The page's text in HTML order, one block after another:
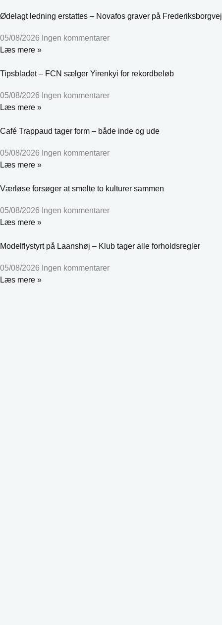
Ødelagt ledning erstattes – Novafos graver på Frederiksborgvej
05/08/2026 Ingen kommentarer
Læs mere »
Tipsbladet – FCN sælger Yirenkyi for rekordbeløb
05/08/2026 Ingen kommentarer
Læs mere »
Café Trappaud tager form – både inde og ude
05/08/2026 Ingen kommentarer
Læs mere »
Værløse forsøger at smelte to kulturer sammen
05/08/2026 Ingen kommentarer
Læs mere »
Modelflystyrt på Laanshøj – Klub tager alle forholdsregler
05/08/2026 Ingen kommentarer
Læs mere »